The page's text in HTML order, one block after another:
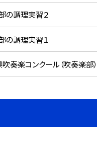
の調理実習２
の調理実習１
奏楽コンクール（吹奏楽部）